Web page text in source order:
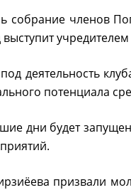
собрание членов
деятельность
потенциала
дни будет
призвали